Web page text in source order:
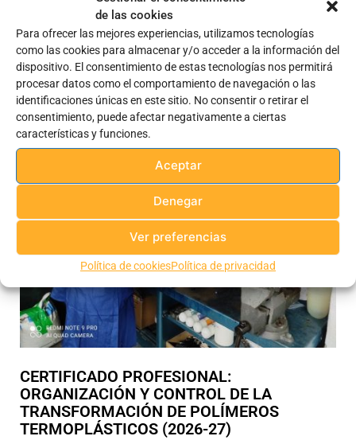
de las cookies
Para ofrecer las mejores experiencias, utilizamos tecnologías
como las cookies para almacenar y/o acceder a la información del
dispositivo. El consentimiento de estas tecnologías nos permitirá
procesar datos como el comportamiento de navegación o las
identificaciones únicas en este sitio. No consentir o retirar el
consentimiento, puede afectar negativamente a ciertas
características y funciones.
Aceptar
Denegar
Ver preferencias
Política de cookiesPolítica de privacidad
Todos los cursos
Cursos Desempleados/as
CERTIFICADO PROFESIONAL:
ORGANIZACIÓN Y CONTROL DE LA
TRANSFORMACIÓN DE POLÍMEROS
TERMOPLÁSTICOS (2026-27)